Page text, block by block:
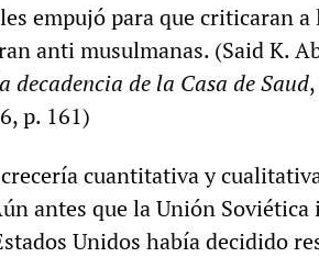
empujó para que criticaran
anti musulmanas. (Said K.
decadencia de la Casa de Saud
p. 161)
cuantitativa y
antes que la Unión
Unidos había decidido